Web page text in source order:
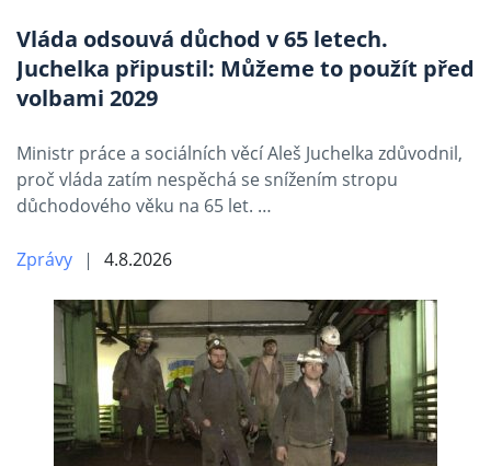
Vláda odsouvá důchod v 65 letech.
Juchelka připustil: Můžeme to použít před
volbami 2029
Ministr práce a sociálních věcí Aleš Juchelka zdůvodnil,
proč vláda zatím nespěchá se snížením stropu
důchodového věku na 65 let. …
Zprávy 4.8.2026